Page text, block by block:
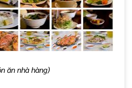
ăn nhà hàng)